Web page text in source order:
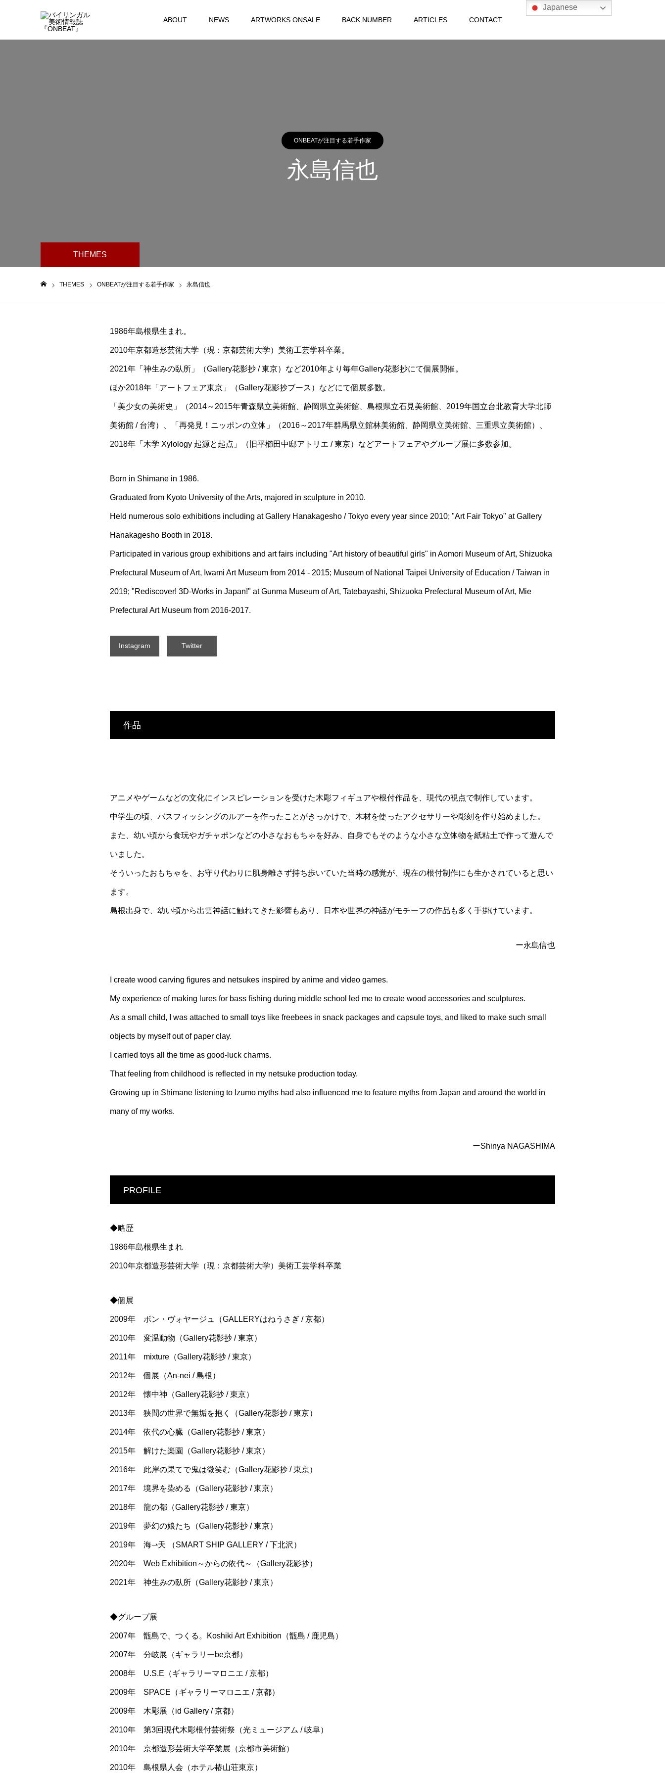
ABOUT NEWS ARTWORKS ONSALE BACK NUMBER ARTICLES CONTACT
ONBEATが注目する若手作家
永島信也
THEMES
THEMES ONBEATが注目する若手作家 永島信也
1986年島根県生まれ。
2010年京都造形芸術大学（現：京都芸術大学）美術工芸学科卒業。
2021年「神生みの臥所」（Gallery花影抄 / 東京）など2010年より毎年Gallery花影抄にて個展開催。
ほか2018年「アートフェア東京」（Gallery花影抄ブース）などにて個展多数。
「美少女の美術史」（2014～2015年青森県立美術館、静岡県立美術館、島根県立石見美術館、2019年国立台北教育大学北師
美術館 / 台湾）、「再発見！ニッポンの立体」（2016～2017年群馬県立館林美術館、静岡県立美術館、三重県立美術館）、
2018年「木学 Xylology 起源と起点」（旧平櫛田中邸アトリエ / 東京）などアートフェアやグループ展に多数参加。
Born in Shimane in 1986.
Graduated from Kyoto University of the Arts, majored in sculpture in 2010.
Held numerous solo exhibitions including at Gallery Hanakagesho / Tokyo every year since 2010; "Art Fair Tokyo" at Gallery
Hanakagesho Booth in 2018.
Participated in various group exhibitions and art fairs including "Art history of beautiful girls" in Aomori Museum of Art, Shizuoka
Prefectural Museum of Art, Iwami Art Museum from 2014 - 2015; Museum of National Taipei University of Education / Taiwan in
2019; "Rediscover! 3D-Works in Japan!" at Gunma Museum of Art, Tatebayashi, Shizuoka Prefectural Museum of Art, Mie
Prefectural Art Museum from 2016-2017.
Instagram Twitter
作品
アニメやゲームなどの文化にインスピレーションを受けた木彫フィギュアや根付作品を、現代の視点で制作しています。
中学生の頃、バスフィッシングのルアーを作ったことがきっかけで、木材を使ったアクセサリーや彫刻を作り始めました。
また、幼い頃から食玩やガチャポンなどの小さなおもちゃを好み、自身でもそのような小さな立体物を紙粘土で作って遊んで
いました。
そういったおもちゃを、お守り代わりに肌身離さず持ち歩いていた当時の感覚が、現在の根付制作にも生かされていると思い
ます。
島根出身で、幼い頃から出雲神話に触れてきた影響もあり、日本や世界の神話がモチーフの作品も多く手掛けています。
ー永島信也
I create wood carving figures and netsukes inspired by anime and video games.
My experience of making lures for bass fishing during middle school led me to create wood accessories and sculptures.
As a small child, I was attached to small toys like freebees in snack packages and capsule toys, and liked to make such small
objects by myself out of paper clay.
I carried toys all the time as good-luck charms.
That feeling from childhood is reflected in my netsuke production today.
Growing up in Shimane listening to Izumo myths had also influenced me to feature myths from Japan and around the world in
many of my works.
ーShinya NAGASHIMA
PROFILE
◆略歴
1986年島根県生まれ
2010年京都造形芸術大学（現：京都芸術大学）美術工芸学科卒業
◆個展
2009年 ボン・ヴォヤージュ（GALLERYはねうさぎ / 京都）
2010年 変温動物（Gallery花影抄 / 東京）
2011年 mixture（Gallery花影抄 / 東京）
2012年 個展（An-nei / 島根）
2012年 懐中神（Gallery花影抄 / 東京）
2013年 狭間の世界で無垢を抱く（Gallery花影抄 / 東京）
2014年 依代の心臓（Gallery花影抄 / 東京）
2015年 解けた楽園（Gallery花影抄 / 東京）
2016年 此岸の果てで鬼は微笑む（Gallery花影抄 / 東京）
2017年 境界を染める（Gallery花影抄 / 東京）
2018年 龍の都（Gallery花影抄 / 東京）
2019年 夢幻の娘たち（Gallery花影抄 / 東京）
2019年 海⇀天 （SMART SHIP GALLERY / 下北沢）
2020年 Web Exhibition～からの依代～（Gallery花影抄）
2021年 神生みの臥所（Gallery花影抄 / 東京）
◆グループ展
2007年 甑島で、つくる。Koshiki Art Exhibition（甑島 / 鹿児島）
2007年 分岐展（ギャラリーbe京都）
2008年 U.S.E（ギャラリーマロニエ / 京都）
2009年 SPACE（ギャラリーマロニエ / 京都）
2009年 木彫展（id Gallery / 京都）
2010年 第3回現代木彫根付芸術祭（光ミュージアム / 岐阜）
2010年 京都造形芸術大学卒業展（京都市美術館）
2010年 島根県人会（ホテル椿山荘東京）
Japanese